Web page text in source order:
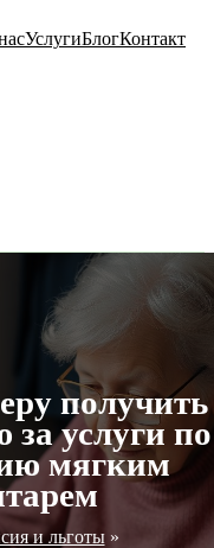
УслугиБлогКонтакт
получить
услуги по
мягким
и льготы